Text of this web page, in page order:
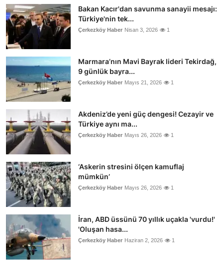
Bakan Kacır'dan savunma sanayii mesajı:
Türkiye'nin tek...
Çerkezköy Haber Nisan 3, 2026 1
Marmara’nın Mavi Bayrak lideri Tekirdağ,
9 günlük bayra...
Çerkezköy Haber Mayıs 21, 2026 1
Akdeniz’de yeni güç dengesi! Cezayir ve
Türkiye aynı ma...
Çerkezköy Haber Mayıs 26, 2026 1
‘Askerin stresini ölçen kamuflaj
mümkün’
Çerkezköy Haber Mayıs 26, 2026 1
İran, ABD üssünü 70 yıllık uçakla 'vurdu!'
'Oluşan hasa...
Çerkezköy Haber Haziran 2, 2026 1